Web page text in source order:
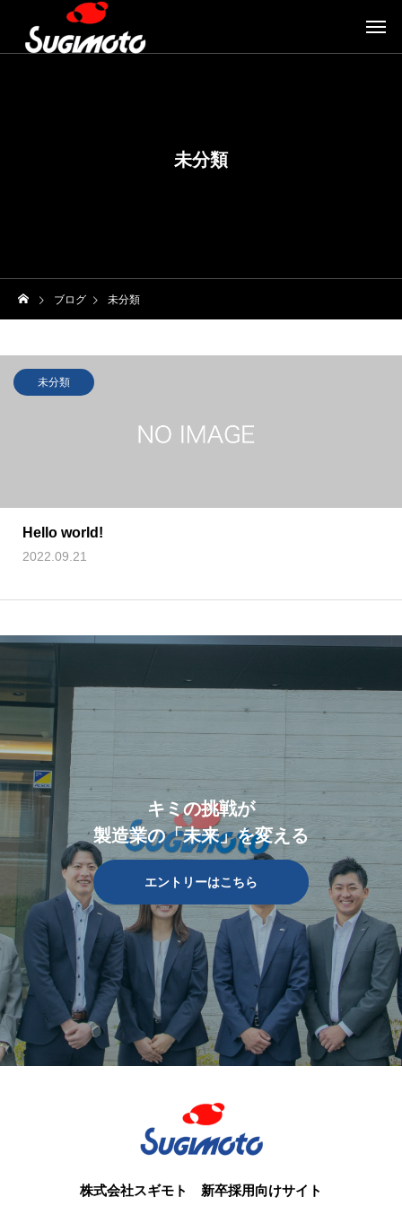
未分類
ブログ 未分類
未分類
Hello world!
2022.09.21
キミの挑戦が
製造業の「未来」を変える
エントリーはこちら
株式会社スギモト 新卒採用向けサイト